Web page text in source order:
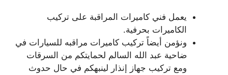
يعمل فني كاميرات المراقبة على تركيب
الكاميرات بحرفية.
ونؤمن أيضاً تركيب كاميرات مراقبه للسيارات في
ضاحية عبد الله السالم لحمايتكم من السرقات
ومع تركيب جهاز إنذار لينبهكم في حال حدوث